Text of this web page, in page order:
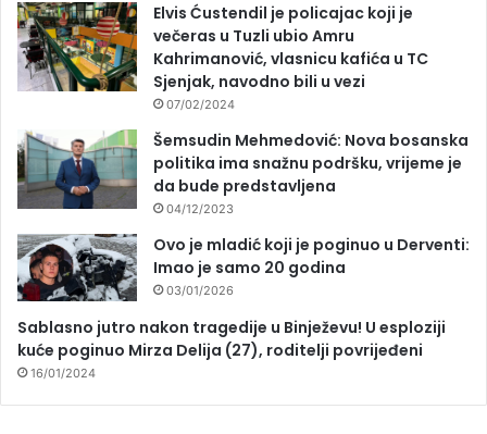
Elvis Ćustendil je policajac koji je
večeras u Tuzli ubio Amru
Kahrimanović, vlasnicu kafića u TC
Sjenjak, navodno bili u vezi
07/02/2024
Šemsudin Mehmedović: Nova bosanska
politika ima snažnu podršku, vrijeme je
da bude predstavljena
04/12/2023
Ovo je mladić koji je poginuo u Derventi:
Imao je samo 20 godina
03/01/2026
Sablasno jutro nakon tragedije u Binježevu! U esploziji
kuće poginuo Mirza Delija (27), roditelji povrijeđeni
16/01/2024